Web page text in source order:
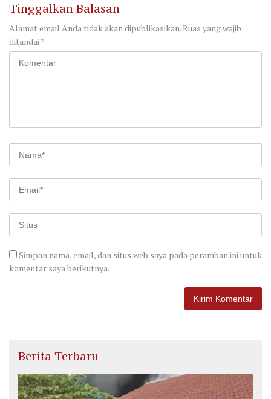
Tinggalkan Balasan
Alamat email Anda tidak akan dipublikasikan.Ruas yang wajib
ditandai*
Simpan nama, email, dan situs web saya pada peramban ini untuk
komentar saya berikutnya.
Berita Terbaru